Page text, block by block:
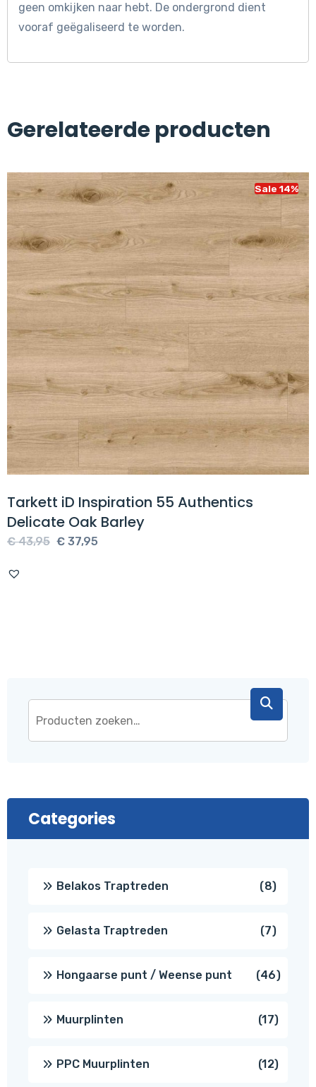
geen omkijken naar hebt. De ondergrond dient
vooraf geëgaliseerd te worden.
Gerelateerde producten
Sale 14%
Tarkett iD Inspiration 55 Authentics
Delicate Oak Barley
€43,95 Oorspronkelijke
€ 37,95
Categories
Belakos Traptreden 88
Gelasta Traptreden 77
Hongaarse punt / Weense punt 4646
Muurplinten 1717
PPC Muurplinten 1212